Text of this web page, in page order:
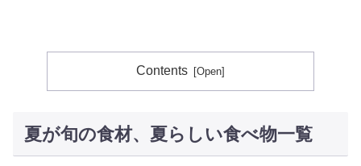
Contents
夏が旬の食材、夏らしい食べ物一覧